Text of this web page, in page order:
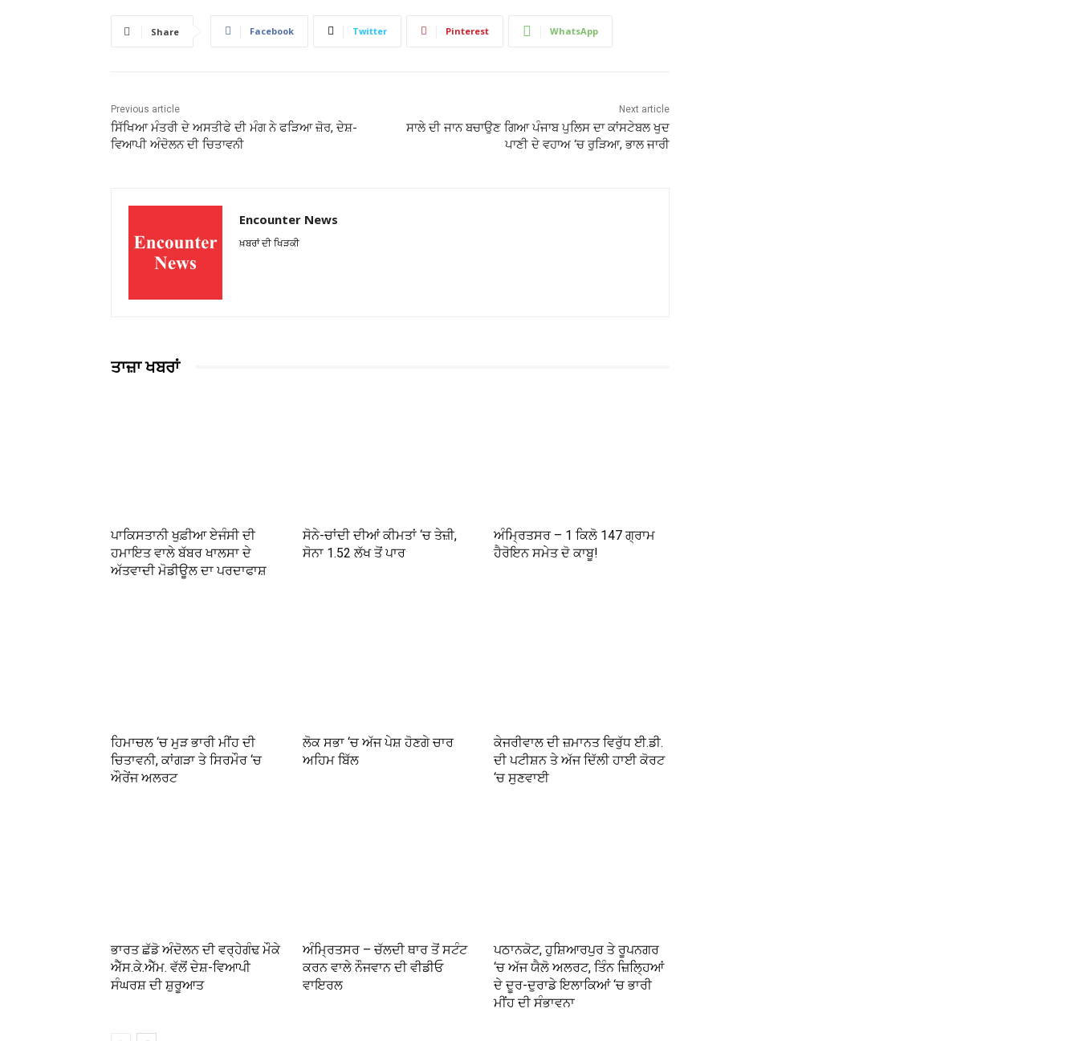
Share Facebook Twitter Pinterest WhatsApp
Previous article
ਸਿੱਖਿਆ ਮੰਤਰੀ ਦੇ ਅਸਤੀਫੇ ਦੀ ਮੰਗ ਨੇ ਫੜਿਆ ਜ਼ੋਰ, ਦੇਸ਼-
ਵਿਆਪੀ ਅੰਦੋਲਨ ਦੀ ਚਿਤਾਵਨੀ
Next article
ਸਾਲੇ ਦੀ ਜਾਨ ਬਚਾਉਣ ਗਿਆ ਪੰਜਾਬ ਪੁਲਿਸ ਦਾ ਕਾਂਸਟੇਬਲ ਖੁਦ
ਪਾਣੀ ਦੇ ਵਹਾਅ ‘ਚ ਰੁੜਿਆ, ਭਾਲ ਜਾਰੀ
Encounter News
ਖ਼ਬਰਾਂ ਦੀ ਖਿੜਕੀ
ਤਾਜ਼ਾ ਖਬਰਾਂ
ਪਾਕਿਸਤਾਨੀ ਖੁਫ਼ੀਆ ਏਜੰਸੀ ਦੀ
ਹਮਾਇਤ ਵਾਲੇ ਬੱਬਰ ਖਾਲਸਾ ਦੇ
ਅੱਤਵਾਦੀ ਮੋਡੀਊਲ ਦਾ ਪਰਦਾਫਾਸ਼
ਸੋਨੇ-ਚਾਂਦੀ ਦੀਆਂ ਕੀਮਤਾਂ ‘ਚ ਤੇਜ਼ੀ,
ਸੋਨਾ 1.52 ਲੱਖ ਤੋਂ ਪਾਰ
ਅੰਮ੍ਰਿਤਸਰ – 1 ਕਿਲੋ 147 ਗ੍ਰਾਮ
ਹੈਰੋਇਨ ਸਮੇਤ ਦੋ ਕਾਬੂ!
ਹਿਮਾਚਲ ‘ਚ ਮੁੜ ਭਾਰੀ ਮੀਂਹ ਦੀ
ਚਿਤਾਵਨੀ, ਕਾਂਗੜਾ ਤੇ ਸਿਰਮੌਰ ‘ਚ
ਔਰੇਂਜ ਅਲਰਟ
ਲੋਕ ਸਭਾ ‘ਚ ਅੱਜ ਪੇਸ਼ ਹੋਣਗੇ ਚਾਰ
ਅਹਿਮ ਬਿੱਲ
ਕੇਜਰੀਵਾਲ ਦੀ ਜ਼ਮਾਨਤ ਵਿਰੁੱਧ ਈ.ਡੀ.
ਦੀ ਪਟੀਸ਼ਨ ਤੇ ਅੱਜ ਦਿੱਲੀ ਹਾਈ ਕੋਰਟ
‘ਚ ਸੁਣਵਾਈ
ਭਾਰਤ ਛੱਡੋ ਅੰਦੋਲਨ ਦੀ ਵਰ੍ਹੇਗੰਢ ਮੌਕੇ
ਐੱਸ.ਕੇ.ਐੱਮ. ਵੱਲੋਂ ਦੇਸ਼-ਵਿਆਪੀ
ਸੰਘਰਸ਼ ਦੀ ਸ਼ੁਰੂਆਤ
ਅੰਮ੍ਰਿਤਸਰ – ਚੱਲਦੀ ਥਾਰ ਤੋਂ ਸਟੰਟ
ਕਰਨ ਵਾਲੇ ਨੌਜਵਾਨ ਦੀ ਵੀਡੀਓ
ਵਾਇਰਲ
ਪਠਾਨਕੋਟ, ਹੁਸ਼ਿਆਰਪੁਰ ਤੇ ਰੂਪਨਗਰ
‘ਚ ਅੱਜ ਯੈਲੋ ਅਲਰਟ, ਤਿੰਨ ਜ਼ਿਲ੍ਹਿਆਂ
ਦੇ ਦੂਰ-ਦੁਰਾਡੇ ਇਲਾਕਿਆਂ ‘ਚ ਭਾਰੀ
ਮੀਂਹ ਦੀ ਸੰਭਾਵਨਾ